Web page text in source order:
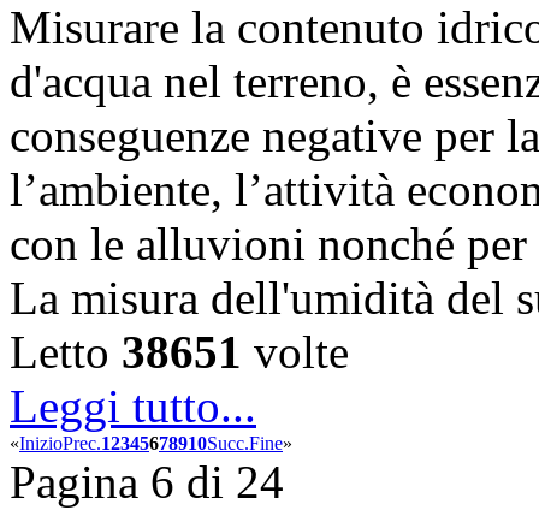
Misurare la contenuto
d'acqua nel terreno, è
conseguenze negative per
l’ambiente, l’attività
con le alluvioni nonché
La misura dell'umidità del
Letto 38651 volte
Leggi tutto...
«InizioPrec.12345678910Succ.Fine»
Pagina 6 di 24